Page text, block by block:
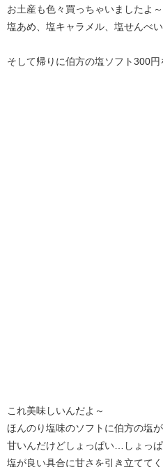
お土産も色々買っちゃいましたよ～
塩あめ、塩キャラメル、塩せんべ
そして帰りに伯方の塩ソフト300
これ美味しいんだよ～
ほんのり塩味のソフトに伯方の塩
甘いんだけどしょっぱい…しょっ
塩が良い具合に甘さを引き立てて